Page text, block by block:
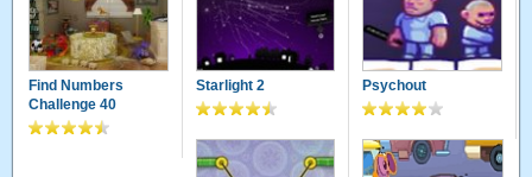
Find Numbers
Challenge 40
Starlight 2 Psychout